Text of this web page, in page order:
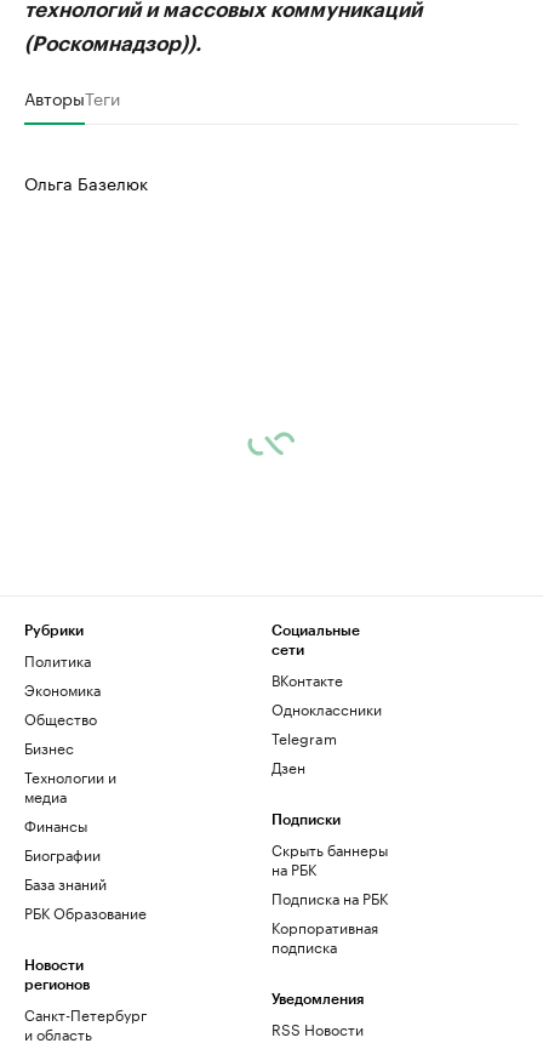
технологий и массовых коммуникаций
(Роскомнадзор)).
АвторыТеги
Ольга Базелюк
Рубрики
Политика
Экономика
Общество
Бизнес
Технологии и
медиа
Финансы
Биографии
База знаний
РБК Образование
Новости
регионов
Санкт-Петербург
и область
Социальные
сети
ВКонтакте
Одноклассники
Telegram
Дзен
Подписки
Скрыть баннеры
на РБК
Подписка на РБК
Корпоративная
подписка
Уведомления
RSS Новости